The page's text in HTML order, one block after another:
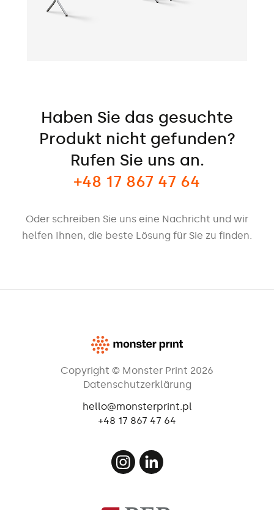
Haben Sie das gesuchte
Produkt nicht gefunden?
Rufen Sie uns an.
+48 17 867 47 64
Oder schreiben Sie uns eine Nachricht und wir
helfen Ihnen, die beste Lösung für Sie zu finden.
Copyright © Monster Print 2026
Datenschutzerklärung
hello@monsterprint.pl
+48 17 867 47 64